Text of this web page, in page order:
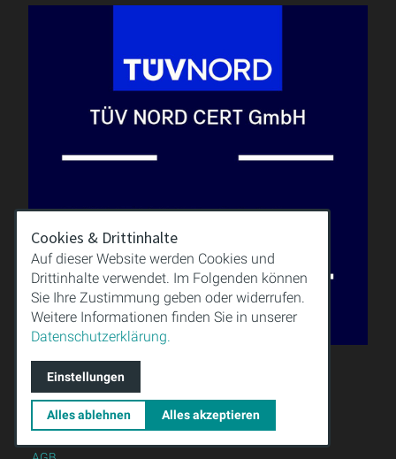
QUALITÄT
WISSEN
DOWNLOAD
Cookies & Drittinhalte
Auf dieser Website werden Cookies und
Drittinhalte verwendet. Im Folgenden können
Sie Ihre Zustimmung geben oder widerrufen.
Weitere Informationen finden Sie in unserer
Datenschutzerklärung.
Einstellungen
Alles ablehnen Alles akzeptieren